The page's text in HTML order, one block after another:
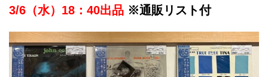
3/6（水）18：40出品 ※通販リスト付